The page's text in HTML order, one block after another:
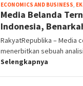
ECONOMICS AND BUSINESS,
Media Belanda
Indonesia,
RakyatRepublika – Media
menerbitkan sebuah
Selengkapnya